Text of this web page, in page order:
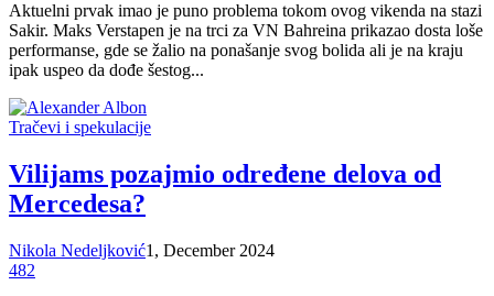
Aktuelni prvak imao je puno problema tokom ovog vikenda na stazi
Sakir. Maks Verstapen je na trci za VN Bahreina prikazao dosta loše
performanse, gde se žalio na ponašanje svog bolida ali je na kraju
ipak uspeo da dođe šestog...
Tračevi i spekulacije
Vilijams pozajmio određene delova od
Mercedesa?
Nikola Nedeljković1, December 2024
482